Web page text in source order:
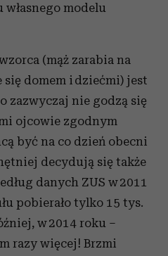
modelu
(mąż zarabia na
się domem i dziećmi) jest
zazwyczaj nie godzą się
ojcowie zgodnym
być na co dzień obecni
decydują się także
danych ZUS w 2011
pobierało tylko 15 tys.
w 2014 roku –
razy więcej! Brzmi